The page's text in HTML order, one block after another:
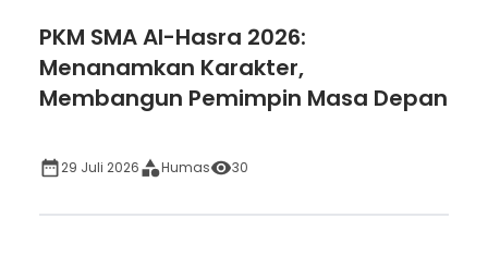
PKM SMA Al-Hasra 2026:
Menanamkan Karakter,
Membangun Pemimpin Masa Depan
29 Juli 2026 Humas 30